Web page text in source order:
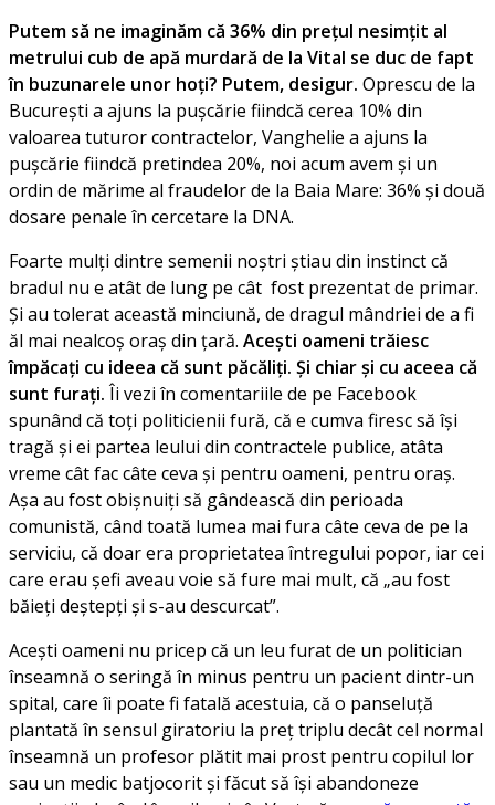
Putem să ne imaginăm că 36% din prețul nesimțit al
metrului cub de apă murdară de la Vital se duc de fapt
în buzunarele unor hoți? Putem, desigur. Oprescu de la
București a ajuns la pușcărie fiindcă cerea 10% din
valoarea tuturor contractelor, Vanghelie a ajuns la
pușcărie fiindcă pretindea 20%, noi acum avem și un
ordin de mărime al fraudelor de la Baia Mare: 36% și două
dosare penale în cercetare la DNA.
Foarte mulți dintre semenii noștri știau din instinct că
bradul nu e atât de lung pe cât fost prezentat de primar.
Și au tolerat această minciună, de dragul mândriei de a fi
ăl mai nealcoș oraș din țară. Acești oameni trăiesc
împăcați cu ideea că sunt păcăliți. Și chiar și cu aceea că
sunt furați. Îi vezi în comentariile de pe Facebook
spunând că toți politicienii fură, că e cumva firesc să își
tragă și ei partea leului din contractele publice, atâta
vreme cât fac câte ceva și pentru oameni, pentru oraș.
Așa au fost obișnuiți să gândească din perioada
comunistă, când toată lumea mai fura câte ceva de pe la
serviciu, că doar era proprietatea întregului popor, iar cei
care erau șefi aveau voie să fure mai mult, că „au fost
băieți deștepți și s-au descurcat”.
Acești oameni nu pricep că un leu furat de un politician
înseamnă o seringă în minus pentru un pacient dintr-un
spital, care îi poate fi fatală acestuia, că o panseluță
plantată în sensul giratoriu la preț triplu decât cel normal
înseamnă un profesor plătit mai prost pentru copilul lor
sau un medic batjocorit și făcut să își abandoneze